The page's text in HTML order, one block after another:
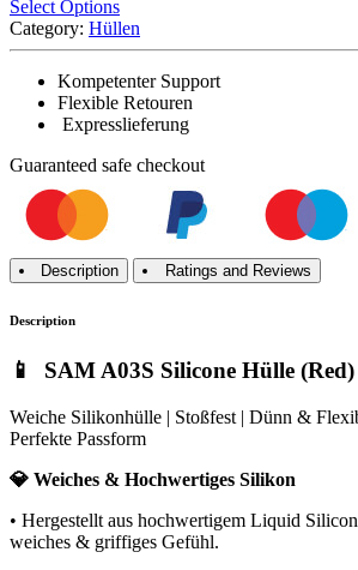
Select Options
Category: Hüllen
Kompetenter Support
Flexible Retouren
Expresslieferung
Guaranteed safe checkout
Description Ratings and Reviews
Description
📱 SAM A03S Silicone Hülle (Red)
Weiche Silikonhülle | Stoßfest | Dünn &
Perfekte Passform
💎 Weiches & Hochwertiges Silikon
• Hergestellt aus hochwertigem Liquid
weiches & griffiges Gefühl.